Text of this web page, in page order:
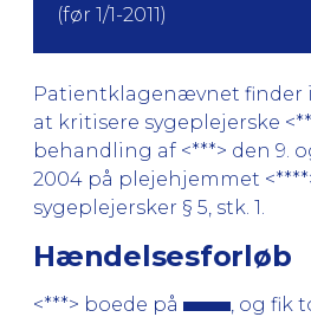
(før 1/1-2011)
Patientklagenævnet finder
at kritisere sygeplejerske
behandling af <***> den 9.
2004 på plejehjemmet
sygeplejersker § 5, stk. 1.
Hændelsesforløb
<***> boede på
, og fik